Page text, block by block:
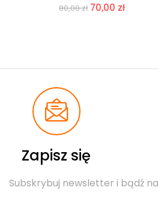
80,00zł 70,00 zł
Zapisz się
Subskrybuj newsletter i bądź